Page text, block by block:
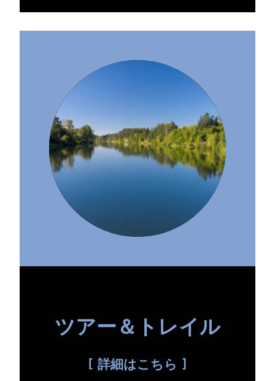
ツアー＆トレイル
詳細はこちら